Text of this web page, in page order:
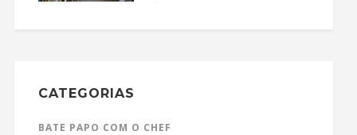
CATEGORIAS
BATE PAPO COM O CHEF